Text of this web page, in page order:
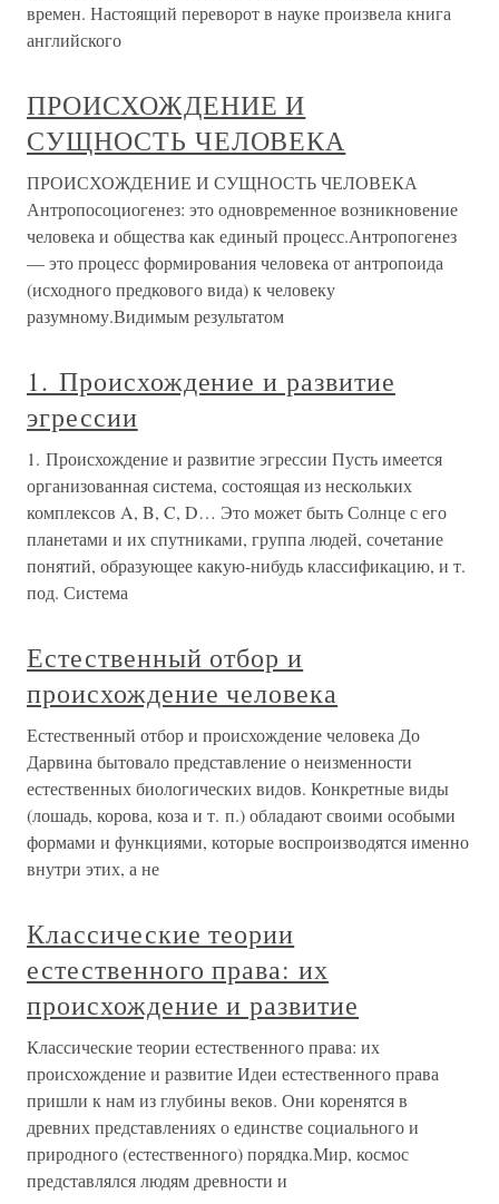
времен. Настоящий переворот в науке произвела книга
английского
ПРОИСХОЖДЕНИЕ И
СУЩНОСТЬ ЧЕЛОВЕКА
ПРОИСХОЖДЕНИЕ И СУЩНОСТЬ ЧЕЛОВЕКА
Антропосоциогенез: это одновременное возникновение
человека и общества как единый процесс.Антропогенез
— это процесс формирования человека от антропоида
(исходного предкового вида) к человеку
разумному.Видимым результатом
1. Происхождение и развитие
эгрессии
1. Происхождение и развитие эгрессии Пусть имеется
организованная система, состоящая из нескольких
комплексов A, B, C, D… Это может быть Солнце с его
планетами и их спутниками, группа людей, сочетание
понятий, образующее какую-нибудь классификацию, и т.
под. Система
Естественный отбор и
происхождение человека
Естественный отбор и происхождение человека До
Дарвина бытовало представление о неизменности
естественных биологических видов. Конкретные виды
(лошадь, корова, коза и т. п.) обладают своими особыми
формами и функциями, которые воспроизводятся именно
внутри этих, а не
Классические теории
естественного права: их
происхождение и развитие
Классические теории естественного права: их
происхождение и развитие Идеи естественного права
пришли к нам из глубины веков. Они коренятся в
древних представлениях о единстве социального и
природного (естественного) порядка.Мир, космос
представлялся людям древности и